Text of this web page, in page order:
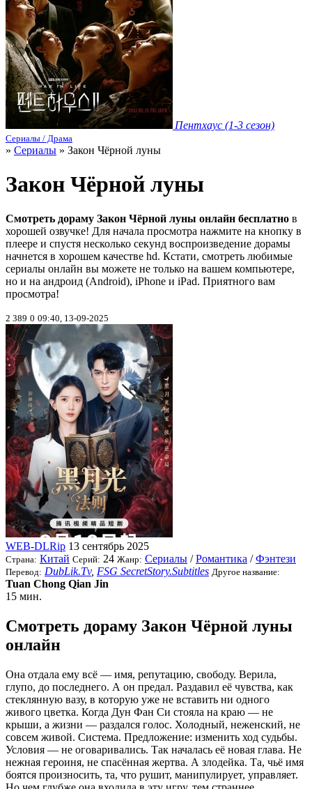
Пентхаус (1-3 сезон)
Сериалы / Драма
» Сериалы » Закон Чёрной луны
Закон Чёрной луны
Смотреть дораму Закон Чёрной луны онлайн бесплатно в
хорошей озвучке! Для начала просмотра нажмите на кнопку в
плеере и спустя несколько секунд воспроизведение дорамы
начнется в хорошем качестве hd. Кстати, смотреть любимые
сериалы онлайн вы можете не только на вашем компьютере,
но и на андроид (Android), iPhone и iPad. Приятного вам
просмотра!
2 389 0 09:40, 13-09-2025
WEB-DLRip 13 сентябрь 2025
Страна: Китай Серий: 24 Жанр: Сериалы /Романтика /Фэнтези
Перевод: DubLik.Tv, FSG SecretStory.Subtitles Другое название:
Tuan Chong Qian Jin
15 мин.
Смотреть дораму Закон Чёрной луны
онлайн
Она отдала ему всё — имя, репутацию, свободу. Верила,
глупо, до последнего. А он предал. Раздавил её чувства, как
стеклянную вазу, в которую уже не вставить ни одного
живого цветка. Когда Дун Фан Си стояла на краю — не
крыши, а жизни — раздался голос. Холодный, неженский, не
совсем живой. Система. Предложение: изменить ход судьбы.
Условия — не оговаривались. Так началась её новая глава. Не
нежная героиня, не спасённая жертва. А злодейка. Та, чьё имя
боятся произносить, та, что рушит, манипулирует, управляет.